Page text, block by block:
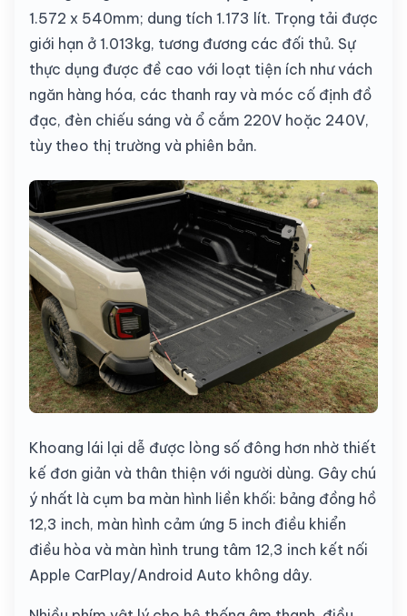
1.572 x 540mm; dung tích 1.173 lít. Trọng tải được
giới hạn ở 1.013kg, tương đương các đối thủ. Sự
thực dụng được đề cao với loạt tiện ích như vách
ngăn hàng hóa, các thanh ray và móc cố định đồ
đạc, đèn chiếu sáng và ổ cắm 220V hoặc 240V,
tùy theo thị trường và phiên bản.
Khoang lái lại dễ được lòng số đông hơn nhờ thiết
kế đơn giản và thân thiện với người dùng. Gây chú
ý nhất là cụm ba màn hình liền khối: bảng đồng hồ
12,3 inch, màn hình cảm ứng 5 inch điều khiển
điều hòa và màn hình trung tâm 12,3 inch kết nối
Apple CarPlay/Android Auto không dây.